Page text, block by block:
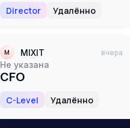
Director Удалённо
M MIXIT
вчера
Не указана
CFO
C-Level Удалённо